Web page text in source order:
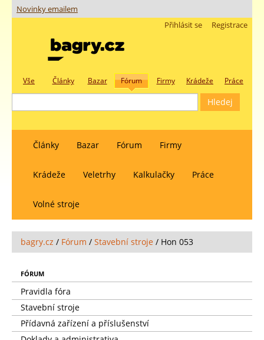
Novinky emailem
Registrace
Přihlásit se
Vše Články Bazar Fórum Firmy Krádeže Práce
Články Bazar Fórum Firmy
Krádeže Veletrhy Kalkulačky Práce
Volné stroje
bagry.cz / Fórum / Stavební stroje / Hon 053
FÓRUM
Pravidla fóra
Stavební stroje
Přídavná zařízení a příslušenství